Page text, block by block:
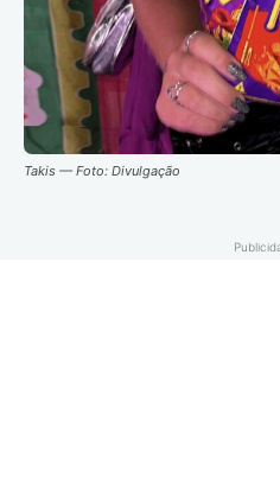
Takis — Foto: Divulgação